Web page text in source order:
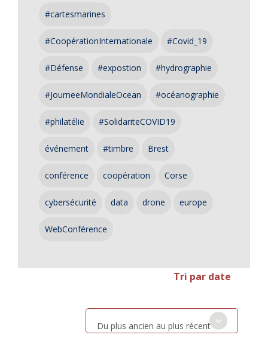
#cartesmarines
#CoopérationInternationale #Covid_19
#Défense #expostion #hydrographie
#JourneeMondialeOcean #océanographie
#philatélie #SolidariteCOVID19
événement #timbre Brest
conférence coopération Corse
cybersécurité data drone europe
WebConférence
Tri par date
Du plus ancien au plus récent